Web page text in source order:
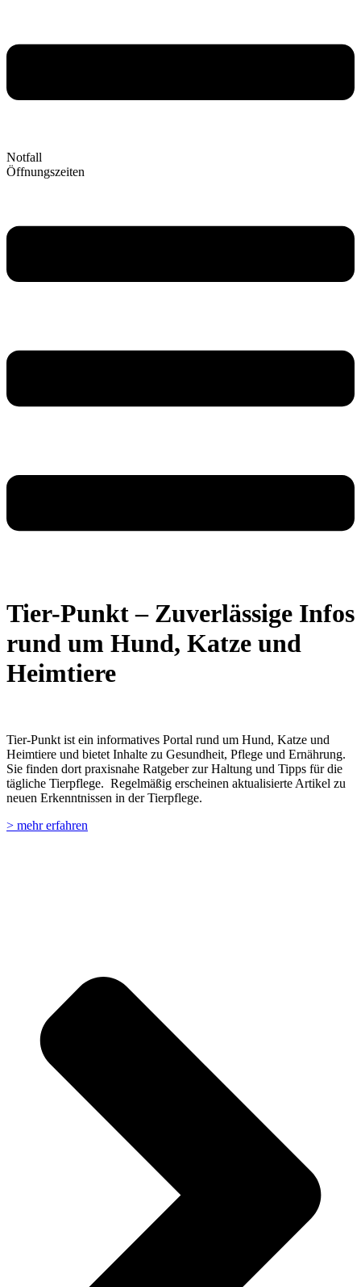
Notfall
Öffnungszeiten
Tier-Punkt – Zuverlässige Infos
rund um Hund, Katze und
Heimtiere
Tier-Punkt ist ein informatives Portal rund um Hund, Katze und
Heimtiere und bietet Inhalte zu Gesundheit, Pflege und Ernährung.
Sie finden dort praxisnahe Ratgeber zur Haltung und Tipps für die
tägliche Tierpflege. Regelmäßig erscheinen aktualisierte Artikel zu
neuen Erkenntnissen in der Tierpflege.
> mehr erfahren